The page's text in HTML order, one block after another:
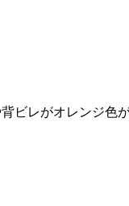
ビレがオレンジ